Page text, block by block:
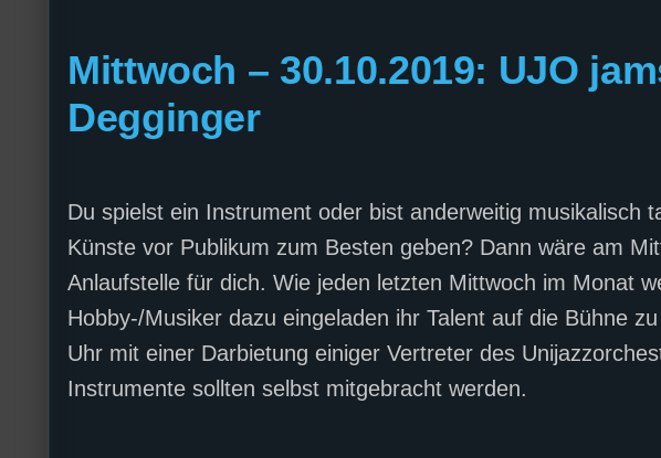
Mittwoch – 30.10.2019: UJO
Degginger
Du spielst ein Instrument oder bist anderweitig musikalisch
Künste vor Publikum zum Besten geben? Dann wäre am
Anlaufstelle für dich. Wie jeden letzten Mittwoch im Monat
Hobby-/Musiker dazu eingeladen ihr Talent auf die Bühne
Uhr mit einer Darbietung einiger Vertreter des
Instrumente sollten selbst mitgebracht werden.